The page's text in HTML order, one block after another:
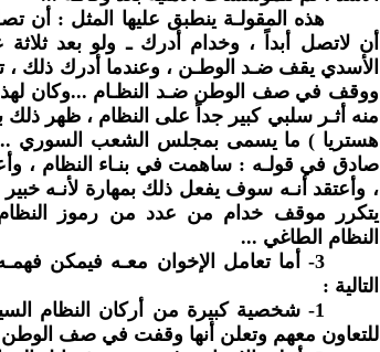
هذه المقولـة ينطبق عليها المثل : أن
أن لاتصل أبداً ، وخدام أدرك ـ ولو بعد ثلاثة
الأسدي يقف ضـد الوطـن ، وعندما أدرك ذلك
ووقف في صف الوطن ضـد النظـام ...وكان
منه أثـر سلبي كبير جداً على النظام ، ظهر
هستريا ) ما يسمى بمجلس الشعب السوري ...
صادق في قولـه : ساهمت في بنـاء النظام ،
، وأعتقد أنـه سوف يفعل ذلك بمهارة لأنـه خبير
يتكرر موقف خدام من عدد من رموز
النظام الطاغي ...
3-
أما تعامل الإخوان معـه فيمكن
التالية :
1-
شخصية كبيرة من أركان النظام
للتعاون معهم وتعلن أنها وقفت في صف